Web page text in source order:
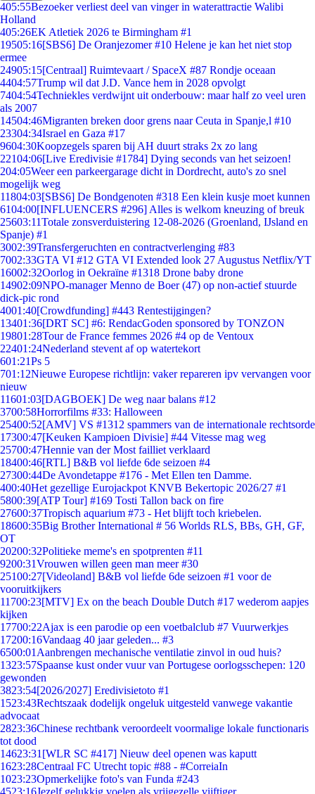
405:55Bezoeker verliest deel van vinger in waterattractie Walibi
Holland
405:26EK Atletiek 2026 te Birmingham #1
19505:16[SBS6] De Oranjezomer #10 Helene je kan het niet stop
ermee
24905:15[Centraal] Ruimtevaart / SpaceX #87 Rondje oceaan
4404:57Trump wil dat J.D. Vance hem in 2028 opvolgt
7404:54Techniekles verdwijnt uit onderbouw: maar half zo veel uren
als 2007
14504:46Migranten breken door grens naar Ceuta in Spanje,l #10
23304:34Israel en Gaza #17
9604:30Koopzegels sparen bij AH duurt straks 2x zo lang
22104:06[Live Eredivisie #1784] Dying seconds van het seizoen!
204:05Weer een parkeergarage dicht in Dordrecht, auto's zo snel
mogelijk weg
11804:03[SBS6] De Bondgenoten #318 Een klein kusje moet kunnen
6104:00[INFLUENCERS #296] Alles is welkom kneuzing of breuk
25603:11Totale zonsverduistering 12-08-2026 (Groenland, IJsland en
Spanje) #1
3002:39Transfergeruchten en contractverlenging #83
7002:33GTA VI #12 GTA VI Extended look 27 Augustus Netflix/YT
16002:32Oorlog in Oekraïne #1318 Drone baby drone
14902:09NPO-manager Menno de Boer (47) op non-actief stuurde
dick-pic rond
4001:40[Crowdfunding] #443 Rentestijgingen?
13401:36[DRT SC] #6: RendacGoden sponsored by TONZON
19801:28Tour de France femmes 2026 #4 op de Ventoux
22401:24Nederland stevent af op watertekort
601:21Ps 5
701:12Nieuwe Europese richtlijn: vaker repareren ipv vervangen voor
nieuw
11601:03[DAGBOEK] De weg naar balans #12
3700:58Horrorfilms #33: Halloween
25400:52[AMV] VS #1312 spammers van de internationale rechtsorde
17300:47[Keuken Kampioen Divisie] #44 Vitesse mag weg
25700:47Hennie van der Most failliet verklaard
18400:46[RTL] B&B vol liefde 6de seizoen #4
27300:44De Avondetappe #176 - Met Ellen ten Damme.
400:40Het gezellige Eurojackpot KNVB Bekertopic 2026/27 #1
5800:39[ATP Tour] #169 Tosti Tallon back on fire
27600:37Tropisch aquarium #73 - Het blijft toch kriebelen.
18600:35Big Brother International # 56 Worlds RLS, BBs, GH, GF,
OT
20200:32Politieke meme's en spotprenten #11
9200:31Vrouwen willen geen man meer #30
25100:27[Videoland] B&B vol liefde 6de seizoen #1 voor de
vooruitkijkers
11700:23[MTV] Ex on the beach Double Dutch #17 wederom aapjes
kijken
17700:22Ajax is een parodie op een voetbalclub #7 Vuurwerkjes
17200:16Vandaag 40 jaar geleden... #3
6500:01 Aanbrengen mechanische ventilatie zinvol in oud huis?
1323:57Spaanse kust onder vuur van Portugese oorlogsschepen: 120
gewonden
3823:54[2026/2027] Eredivisietoto #1
1523:43Rechtszaak dodelijk ongeluk uitgesteld vanwege vakantie
advocaat
2823:36Chinese rechtbank veroordeelt voormalige lokale functionaris
tot dood
14623:31 [WLR SC #417] Nieuw deel openen was kaputt
1623:28Centraal FC Utrecht topic #88 - #CorreiaIn
1023:23Opmerkelijke foto's van Funda #243
4523:16Jezelf gelukkig voelen als vrijgezelle vijftiger